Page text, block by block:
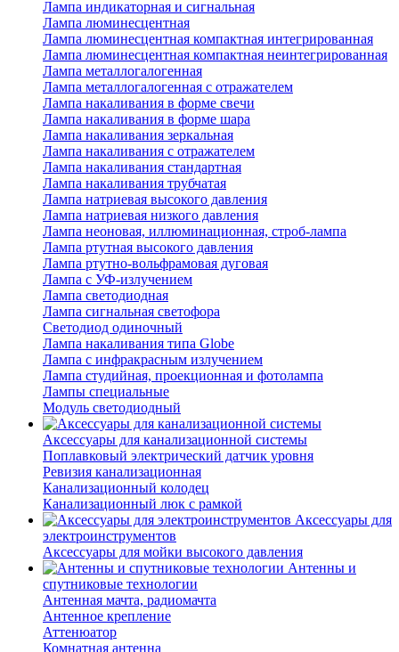
Лампа индикаторная и сигнальная
Лампа люминесцентная
Лампа люминесцентная компактная интегрированная
Лампа люминесцентная компактная неинтегрированная
Лампа металлогалогенная
Лампа металлогалогенная с отражателем
Лампа накаливания в форме свечи
Лампа накаливания в форме шара
Лампа накаливания зеркальная
Лампа накаливания с отражателем
Лампа накаливания стандартная
Лампа накаливания трубчатая
Лампа натриевая высокого давления
Лампа натриевая низкого давления
Лампа неоновая, иллюминационная, строб-лампа
Лампа ртутная высокого давления
Лампа ртутно-вольфрамовая дуговая
Лампа с УФ-излучением
Лампа светодиодная
Лампа сигнальная светофора
Светодиод одиночный
Лампа накаливания типа Globe
Лампа с инфракрасным излучением
Лампа студийная, проекционная и фотолампа
Лампы специальные
Модуль светодиодный
Аксессуары для канализационной системы
Поплавковый электрический датчик уровня
Ревизия канализационная
Канализационный колодец
Канализационный люк с рамкой
Аксессуары для
электроинструментов
Аксессуары для мойки высокого давления
Антенны и
спутниковые технологии
Антенная мачта, радиомачта
Антенное крепление
Аттенюатор
Комнатная антенна